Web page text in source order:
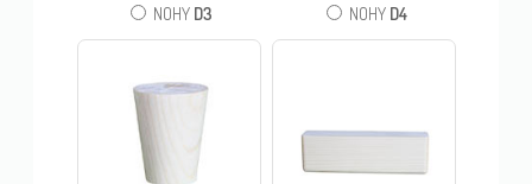
NOHY D3 NOHY D4